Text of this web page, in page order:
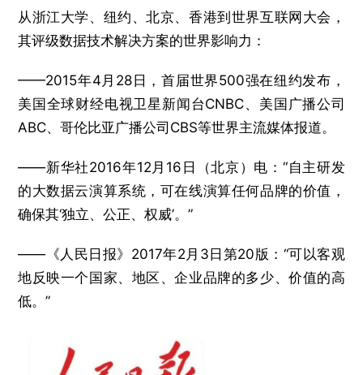
从浙江大学、纽约、北京、香港到世界互联网大会，
其评级数据技术解决方案的世界影响力：
——2015年4月28日，首届世界500强在纽约发布，
美国全球财经电视卫星新闻台CNBC、美国广播公司
ABC、哥伦比亚广播公司CBS等世界主流媒体报道。
——新华社2016年12月16日（北京）电：“自主研发
的大数据云演算系统，可在线演算任何品牌的价值，
确保其‘独立、公正、权威’。”
——《人民日报》2017年2月3日第20版：“可以客观
地反映一个国家、地区、企业品牌的多少、价值的高
低。”